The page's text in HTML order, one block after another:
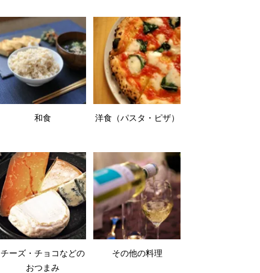
和食 洋食（パスタ・ピザ）
チーズ・チョコなどの
おつまみ
その他の料理